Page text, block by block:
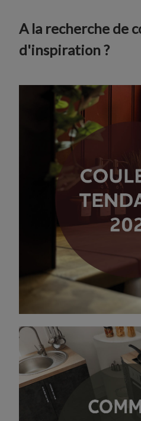
A la recherche de
d'inspiration ?